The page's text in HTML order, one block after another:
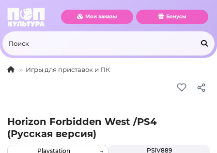
Мои заказы Бонусы
Игры для приставок и ПК
Horizon Forbidden West /PS4
(Русская версия)
PSIV889
Playstation